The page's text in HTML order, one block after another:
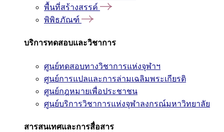
พื้นที่สร้างสรรค์
พิพิธภัณฑ์
บริการทดสอบและวิชาการ
ศูนย์ทดสอบทางวิชาการแห่งจุฬาฯ
ศูนย์การแปลและการล่ามเฉลิมพระเกียรติ
ศูนย์กฎหมายเพื่อประชาชน
ศูนย์บริการวิชาการแห่งจุฬาลงกรณ์มหาวิทยาลัย
สารสนเทศและการสื่อสาร